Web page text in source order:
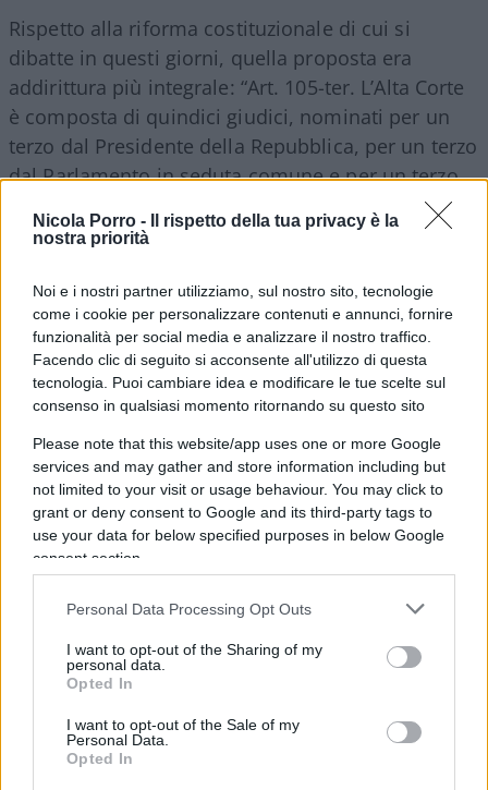
Nicola Porro -
Il rispetto della tua privacy è la
nostra priorità
Noi e i nostri partner utilizziamo, sul nostro sito, tecnologie
come i cookie per personalizzare contenuti e annunci, fornire
funzionalità per social media e analizzare il nostro traffico.
Facendo clic di seguito si acconsente all'utilizzo di questa
tecnologia. Puoi cambiare idea e modificare le tue scelte sul
consenso in qualsiasi momento ritornando su questo sito
Please note that this website/app uses one or more Google
services and may gather and store information including but
not limited to your visit or usage behaviour. You may click to
grant or deny consent to Google and its third-party tags to
use your data for below specified purposes in below Google
consent section.
Personal Data Processing Opt Outs
I want to opt-out of the Sharing of my
personal data.
Opted In
I want to opt-out of the Sale of my
Personal Data.
Opted In
Rispetto alla riforma costituzionale di cui si
dibatte in questi giorni, quella proposta era
addirittura più integrale: “Art. 105-ter. L’Alta Corte
è composta di quindici giudici, nominati per un
terzo dal Presidente della Repubblica, per un terzo
dal Parlamento in seduta comune e per un terzo
amministrative”.
Ricapitolando: nessun sorteggio, nomine dirette,
di cuisolo un terzo a discrezione della
magistratura, con i restati due terzi, quindi 10 su
15, nominati direttamente dal Presidente della
Repubblica e dal Parlamento, mentre oggi invece,
col metodo del sorteggio, nove componenti su 15
sono ad opera della magistratura, tre dal
Parlamento e altri tre scelti direttamente dal capo
dello Stato.
siano i parlamentari che hanno presentato quella
proposta del 2021: Anna Rossomando,
Zanda, Franco Mirabelli, Dario Parrini,
Monica
Cirinnà,tutti senatori del Partito Democratico.